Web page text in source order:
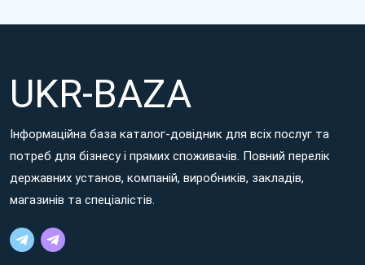
UKR-BAZA
Інформаційна база каталог-довідник для всіх послуг та
потреб для бізнесу і прямих споживачів. Повний перелік
державних установ, компаній, виробників, закладів,
магазинів та спеціалістів.